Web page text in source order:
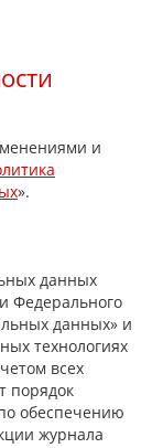
и
».
данных
Федерального
данных» и
технологиях
всех
порядок
обеспечению
журнала